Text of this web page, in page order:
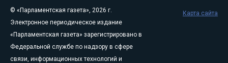
© «Парламентская газета», 2026 г.
Электронное периодическое издание
«Парламентская газета» зарегистрировано в
Федеральной службе по надзору в сфере
связи, информационных технологий и
Карта сайта